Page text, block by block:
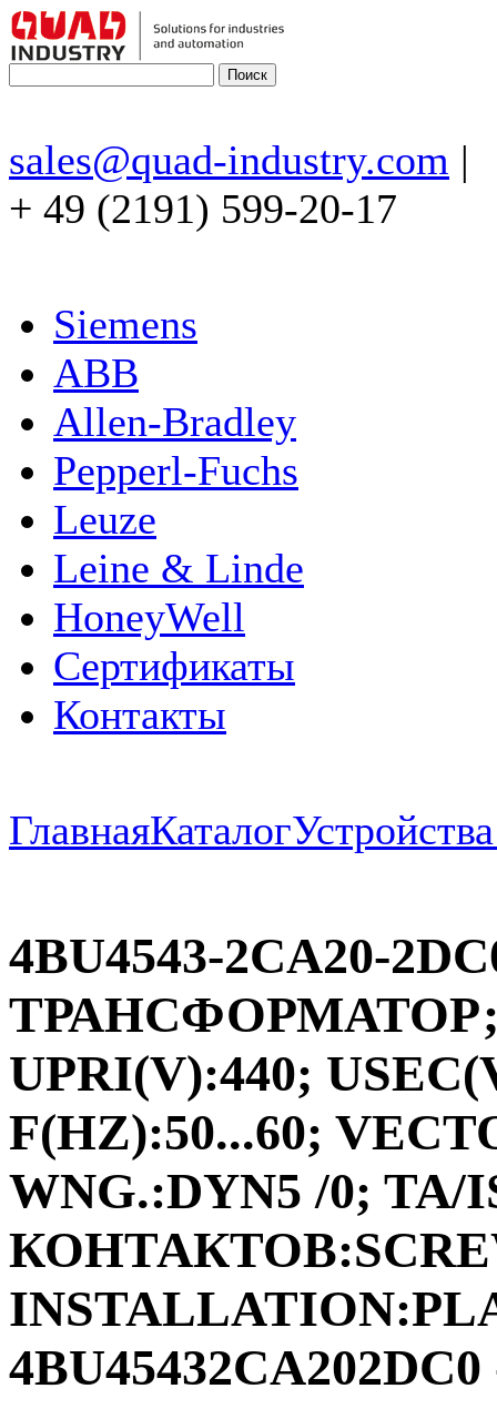
sales@quad-industry.com |
+ 49 (2191) 599-20-17
Siemens
ABB
Allen-Bradley
Pepperl-Fuchs
Leuze
Leine & Linde
HoneyWell
Сертификаты
Контакты
ГлавнаяКаталог
4BU4543-2CA20-
UPRI(V):440;
F(HZ):50...60;
WNG.:DYN5 /0;